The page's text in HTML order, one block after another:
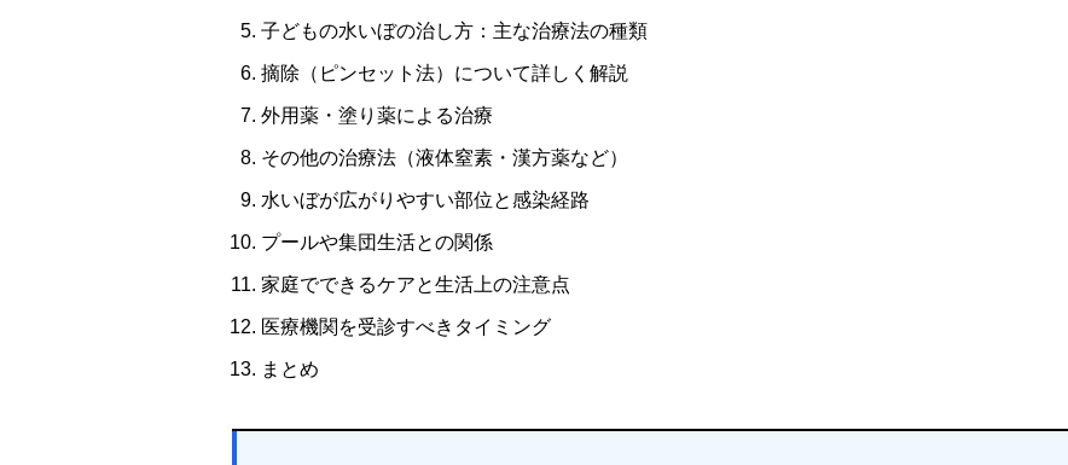
子どもの水いぼの治し方：主な治療法の種類
摘除（ピンセット法）について詳しく解説
外用薬・塗り薬による治療
その他の治療法（液体窒素・漢方薬など）
水いぼが広がりやすい部位と感染経路
プールや集団生活との関係
家庭でできるケアと生活上の注意点
医療機関を受診すべきタイミング
まとめ